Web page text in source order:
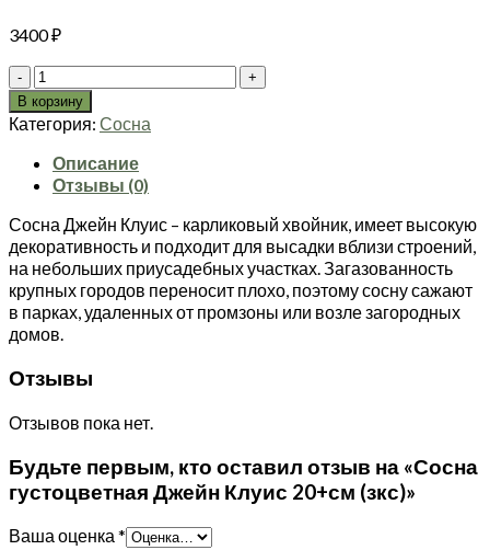
3400₽
Количество
товара
Сосна
густоцветная
Джейн
Клуис
(зкс)
В корзину
Категория: Сосна
Описание
Отзывы (0)
Сосна Джейн Клуис – карликовый хвойник, имеет высокую
декоративность и подходит для высадки вблизи строений,
на небольших приусадебных участках. Загазованность
крупных городов переносит плохо, поэтому сосну сажают
в парках, удаленных от промзоны или возле загородных
домов.
Отзывы
Отзывов пока нет.
Будьте первым, кто оставил отзыв на «Сосна
густоцветная Джейн Клуис 20+см (зкс)»
Ваша оценка *